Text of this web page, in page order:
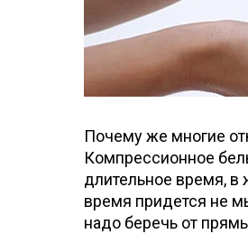
Почему же многие
Компрессионное
длительное время, в
время придется не
надо беречь от